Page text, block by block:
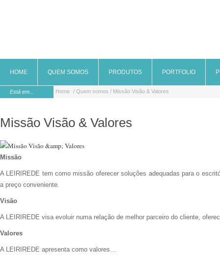
HOME QUEM SOMOS PRODUTOS PORTFOLIO
Está em... Home / Quem somos / Missão Visão & Valores
Missão Visão & Valores
Missão
A LEIRIREDE tem como missão oferecer soluções adequadas para o
a preço conveniente.
Visão
A LEIRIREDE visa evoluir numa relação de melhor parceiro do cliente,
Valores
A LEIRIREDE apresenta como valores…